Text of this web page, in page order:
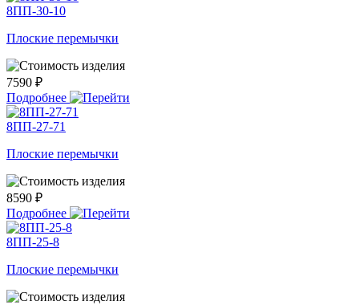
8ПП-30-10
Плоские перемычки
7590 ₽
Подробнее
8ПП-27-71
Плоские перемычки
8590 ₽
Подробнее
8ПП-25-8
Плоские перемычки